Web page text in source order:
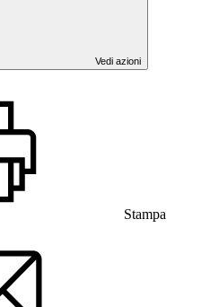
Vedi azioni
Stampa